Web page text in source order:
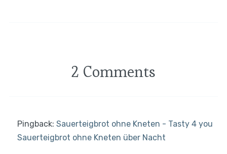
2 Comments
Pingback: Sauerteigbrot ohne Kneten - Tasty 4 you
Sauerteigbrot ohne Kneten über Nacht